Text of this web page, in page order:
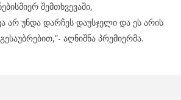
შემთხვევაში,
არ უნდა დარჩეს დაუსჯელი და ეს არის
აღნიშნა პრემიერმა.